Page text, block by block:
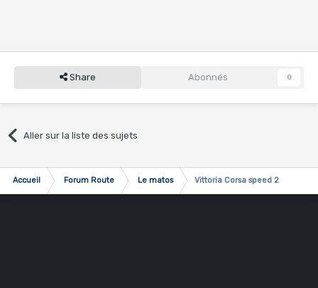
Share Abonnés 0
Aller sur la liste des sujets
Accueil Forum Route Le matos Vittoria Corsa speed 2